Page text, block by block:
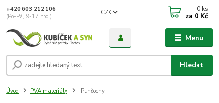
Menu
CZK
Hledat
+420 603 212 106
(Po-Pá, 9-17 hod.)
0 ks
za 0 Kč
Úvod PVA materiály Punčochy